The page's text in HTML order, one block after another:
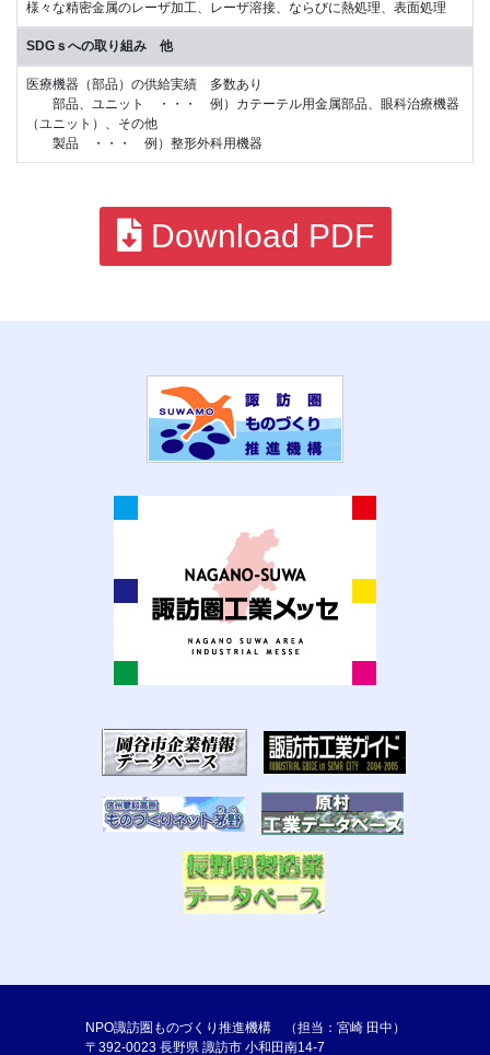
様々な精密金属のレーザ加工、レーザ溶接、ならびに熱処理、表面処理
SDGｓへの取り組み 他
医療機器（部品）の供給実績 多数あり
部品、ユニット ・・・ 例）カテーテル用金属部品、眼科治療機器
（ユニット）、その他
製品 ・・・ 例）整形外科用機器
Download PDF
NPO諏訪圏ものづくり推進機構 （担当：宮崎 田中）
〒392-0023 長野県 諏訪市 小和田南14-7